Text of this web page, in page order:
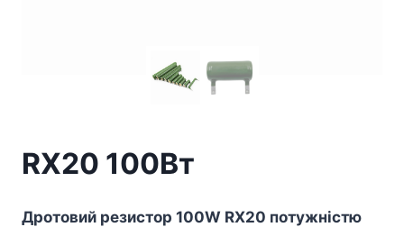
RX20 100Вт
Дротовий резистор 100W RX20 потужністю